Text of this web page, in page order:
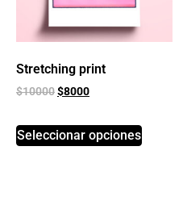
Stretching print
$10000$8000
Seleccionar opciones